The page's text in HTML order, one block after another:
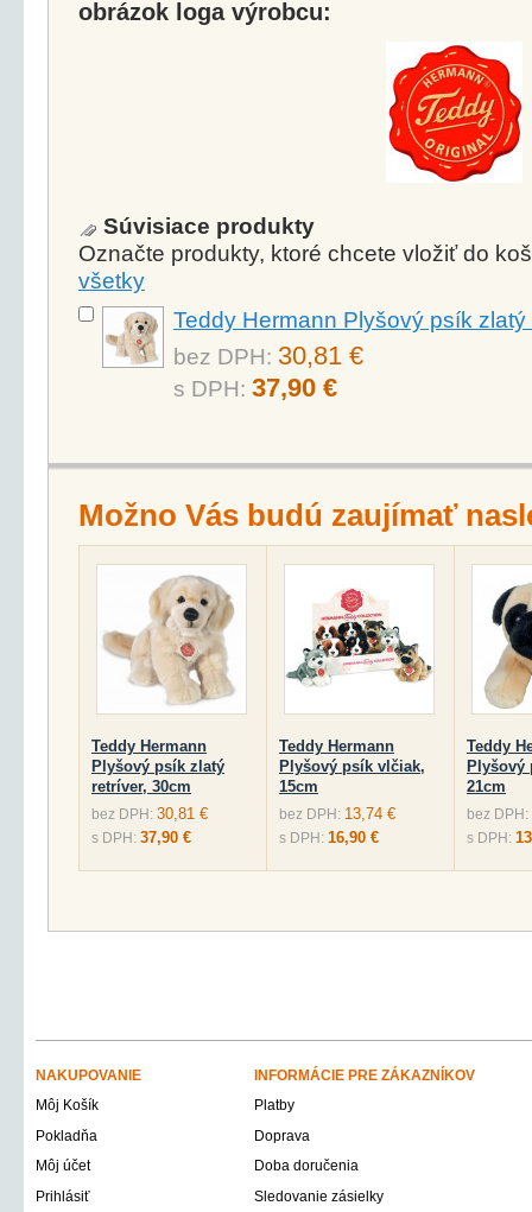
obrázok loga výrobcu:
Súvisiace produkty
Označte produkty, ktoré chcete vložiť do
všetky
Teddy Hermann Plyšový psík zlatý
bez DPH: 30,81 €
s DPH: 37,90 €
Možno Vás budú zaujímať
Teddy Hermann
Plyšový psík zlatý
retríver, 30cm
bez DPH: 30,81 €
s DPH: 37,90 €
Teddy Hermann
Plyšový psík vlčiak,
15cm
bez DPH: 13,74 €
s DPH: 16,90 €
Teddy
Plyšový
21cm
bez DPH:
s DPH:
NAKUPOVANIE
INFORMÁCIE PRE ZÁKAZNÍKOV
Môj Košík
Platby
Pokladňa
Doprava
Môj účet
Doba doručenia
Prihlásiť
Sledovanie zásielky